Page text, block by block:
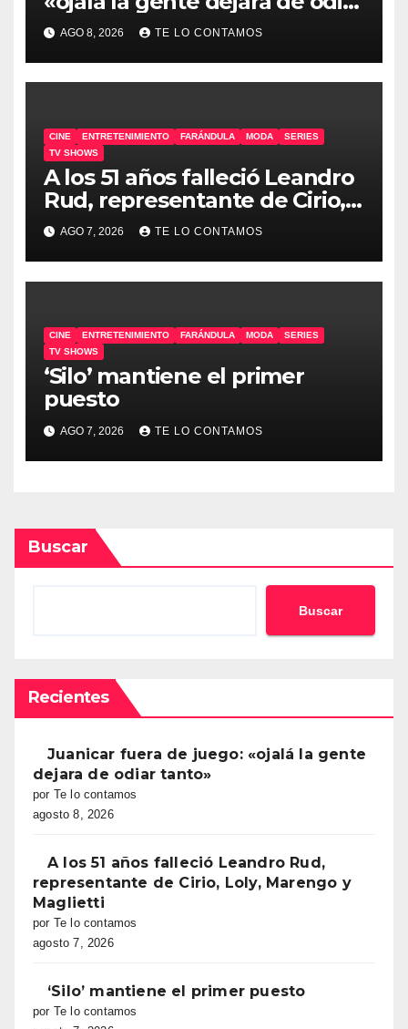
tanto»
AGO 8, 2026 TE LO CONTAMOS
CINE ENTRETENIMIENTO FARÁNDULA MODA
SERIES
TV SHOWS
A los 51 años falleció Leandro
Rud, representante de Cirio,
Loly, Marengo y Maglietti
AGO 7, 2026 TE LO CONTAMOS
CINE ENTRETENIMIENTO FARÁNDULA MODA
SERIES
TV SHOWS
‘Silo’ mantiene el primer
puesto
AGO 7, 2026 TE LO CONTAMOS
Buscar
Buscar
Recientes
Juanicar fuera de juego: «ojalá la gente
dejara de odiar tanto»
por Te lo contamos
agosto 8, 2026
A los 51 años falleció Leandro Rud,
representante de Cirio, Loly, Marengo y
Maglietti
por Te lo contamos
agosto 7, 2026
‘Silo’ mantiene el primer puesto
por Te lo contamos